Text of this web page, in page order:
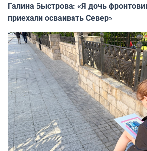
Галина Быстрова: «Я дочь
приехали осваивать Север»